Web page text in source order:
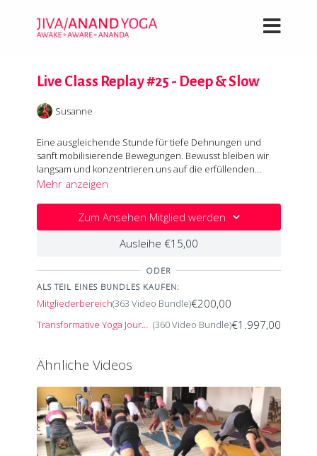
Live Class Replay #25 - Deep & Slow
Susanne
Eine ausgleichende Stunde für tiefe Dehnungen und
sanft mobilisierende Bewegungen. Bewusst bleiben wir
langsam und konzentrieren uns auf die erfüllenden
Momente der Praxis.
Mehr anzeigen
Zum Ansehen Mitglied werden
Ausleihe €15,00
ODER
ALS TEIL EINES BUNDLES KAUFEN:
Mitgliederbereich(363 Video Bundle)€200,00
Transformative Yoga Journey (360 Video Bundle)€1.997,00
Ähnliche Videos